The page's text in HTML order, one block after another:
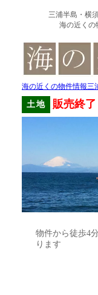
三浦半島・横
海の近くの
海の近くの物件情報三
土地 販売終
物件から徒歩4
ります